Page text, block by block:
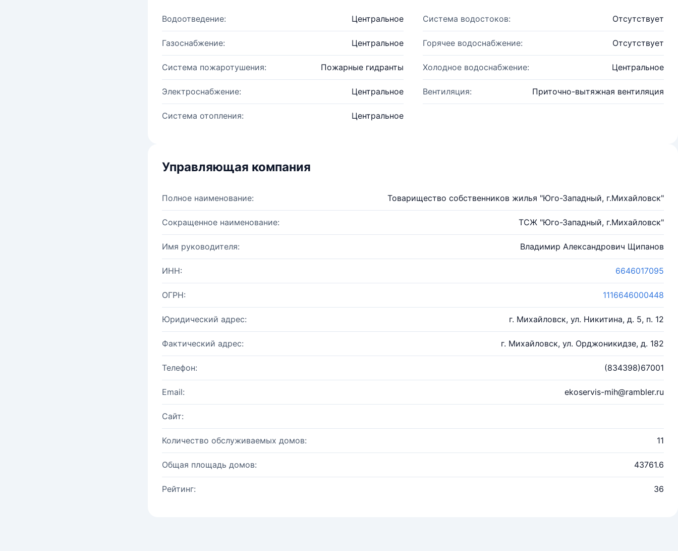
Водоотведение: Центральное Система водостоков: Отсутствует
Газоснабжение: Центральное Горячее водоснабжение: Отсутствует
Система пожаротушения: Пожарные гидранты Холодное водоснабжение: Центральное
Электроснабжение: Центральное Вентиляция: Приточно-вытяжная вентиляция
Система отопления: Центральное
Управляющая компания
Полное наименование: Товарищество собственников жилья "Юго-Западный, г.Михайловск"
Сокращенное наименование: ТСЖ "Юго-Западный, г.Михайловск"
Имя руководителя: Владимир Александрович Щипанов
ИНН: 6646017095
ОГРН: 1116646000448
Юридический адрес: г. Михайловск, ул. Никитина, д. 5, п. 12
Фактический адрес: г. Михайловск, ул. Орджоникидзе, д. 182
Телефон: (834398)67001
Email: ekoservis-mih@rambler.ru
Сайт:
Количество обслуживаемых домов: 11
Общая площадь домов: 43761.6
Рейтинг: 36